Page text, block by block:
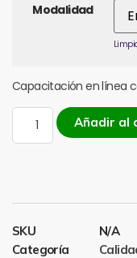
Modalidad
Capacitación en línea
Añadir al
SKU
N/A
Categoría